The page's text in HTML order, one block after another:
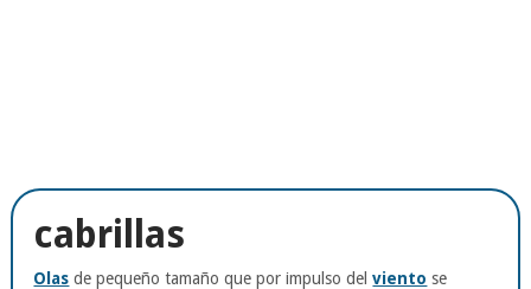
cabrillas
Olas de pequeño tamaño que por impulso delviento se